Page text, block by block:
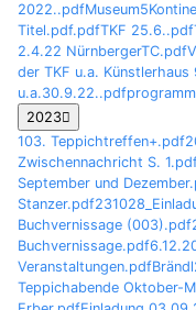
2022..pdf
Titel.pdf.pdfTKF 25.6..pdf
2.4.22 NürnbergerTC.pdf
der TKF u.a.
u.a.30.9.22..pdf
2023
103. Teppichtreffen+.pdf
Zwischennachricht S.
September und
Stanzer.pdf
Buchvernissage (003).pdf
Buchvernissage.pdf
Veranstaltungen.pdf
Teppichabende Oktober-